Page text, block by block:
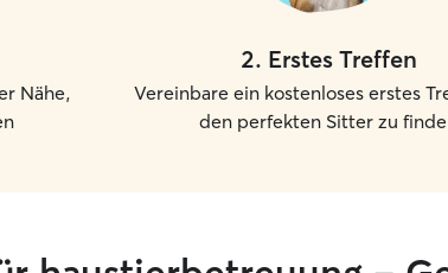
Nähe,
2. Erstes Treffen
Vereinbare ein kostenloses erstes
den perfekten Sitter zu